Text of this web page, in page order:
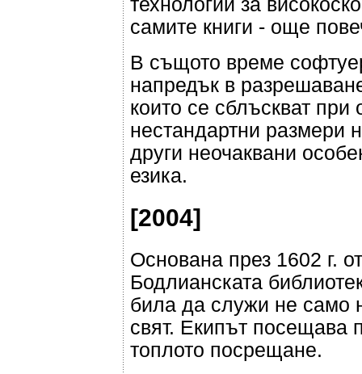
самите книги - още
В същото време
напредък в
които се сблъскват
нестандартни размери
други неочаквани
езика.
[2004]
Основана през 1602 г.
Бодлианската
била да служи не само
свят. Екипът посещава
топлото посрещане.